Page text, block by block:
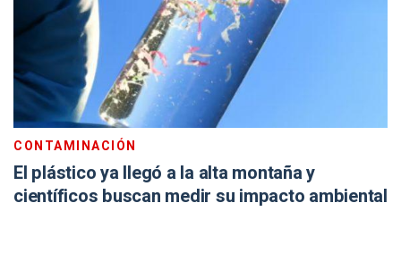
CONTAMINACIÓN
El plástico ya llegó a la alta montaña y
científicos buscan medir su impacto ambiental